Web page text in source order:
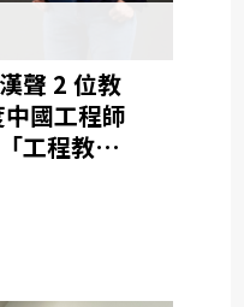
聲 2 位教
國工程師
工程教授